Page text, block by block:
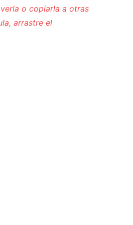
o copiarla a otras
arrastre el